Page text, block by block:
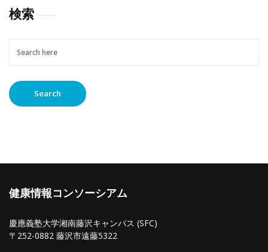
検索
健康情報コンソーシアム
慶應義塾大学湘南藤沢キャンパス (SFC)
〒252-0882 藤沢市遠藤5322